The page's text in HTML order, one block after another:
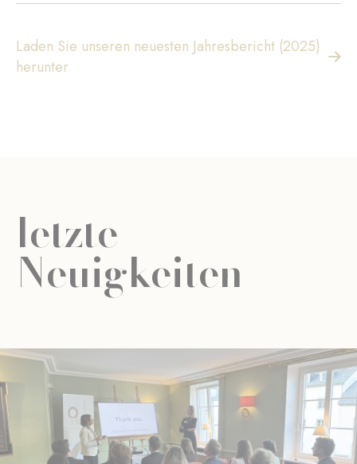
Laden Sie unseren neuesten Jahresbericht (2025)
herunter
letzte
Neuigkeiten